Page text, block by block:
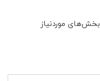
بخش‌های موردنیاز